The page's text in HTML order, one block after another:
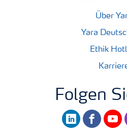
Über
Yara
Ethik
Folgen
linkedinfacebook